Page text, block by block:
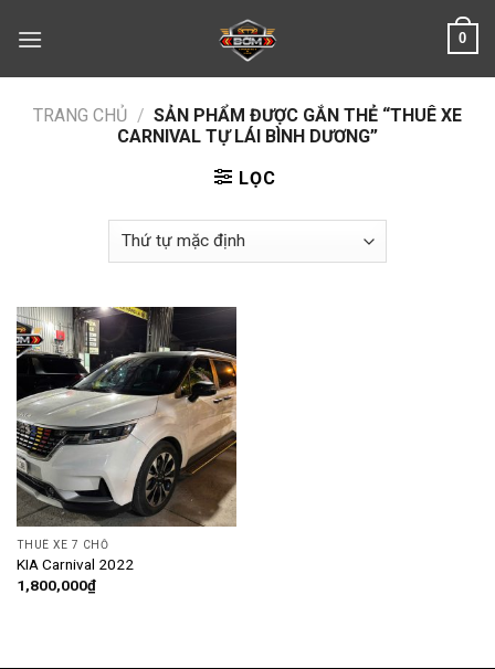
0
TRANG CHỦ / SẢN PHẨM ĐƯỢC GẮN THẺ “THUÊ XE
CARNIVAL TỰ LÁI BÌNH DƯƠNG”
LỌC
THUÊ XE 7 CHỖ
KIA Carnival 2022
1,800,000₫